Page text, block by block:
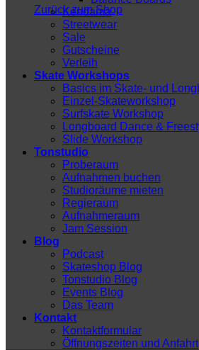
Zurück zum Shop
Kendama
Streetwear
Sale
Gutscheine
Verleih
Skate Workshops
Basics im Skate- und
Einzel-Skateworkshop
Surfskate Workshop
Longboard Dance &
Slide Workshop
Tonstudio
Proberaum
Aufnahmen buchen
Studioräume mieten
Regieraum
Aufnahmeraum
Jam Session
Blog
Podcast
Skateshop Blog
Tonstudio Blog
Events Blog
Das Team
Kontakt
Kontaktformular
Öffnungszeiten und Anfahrt